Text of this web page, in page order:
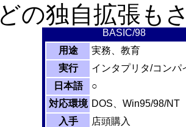
どの独自拡張も
BASIC/98
用途
実務、教育
実行
インタプリタ/コンパ
日本語
○
対応環境 DOS、Win95/98/NT
入手
店頭購入